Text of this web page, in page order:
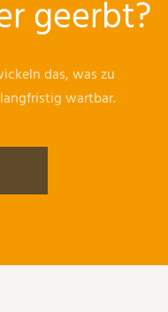
geerbt?
das, was zu
wartbar.